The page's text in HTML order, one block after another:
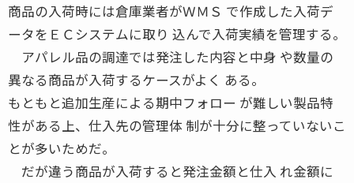
商品の入荷時には倉庫業者がＷＭＳ で作成した入荷デ
ータをＥＣシステムに取り 込んで入荷実績を管理する。
アパレル品の調達では発注した内容と中身 や数量の
異なる商品が入荷するケースがよく ある。
もともと追加生産による期中フォロー が難しい製品特
性がある上、仕入先の管理体 制が十分に整っていないこ
とが多いためだ。
だが違う商品が入荷すると発注金額と仕入 れ金額に